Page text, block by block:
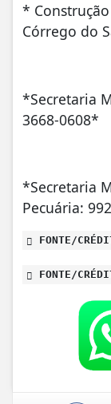
*
Córrego do
*Secretaria
3668-0608*
*Secretaria
Pecuária:
FONTE/
FONTE/